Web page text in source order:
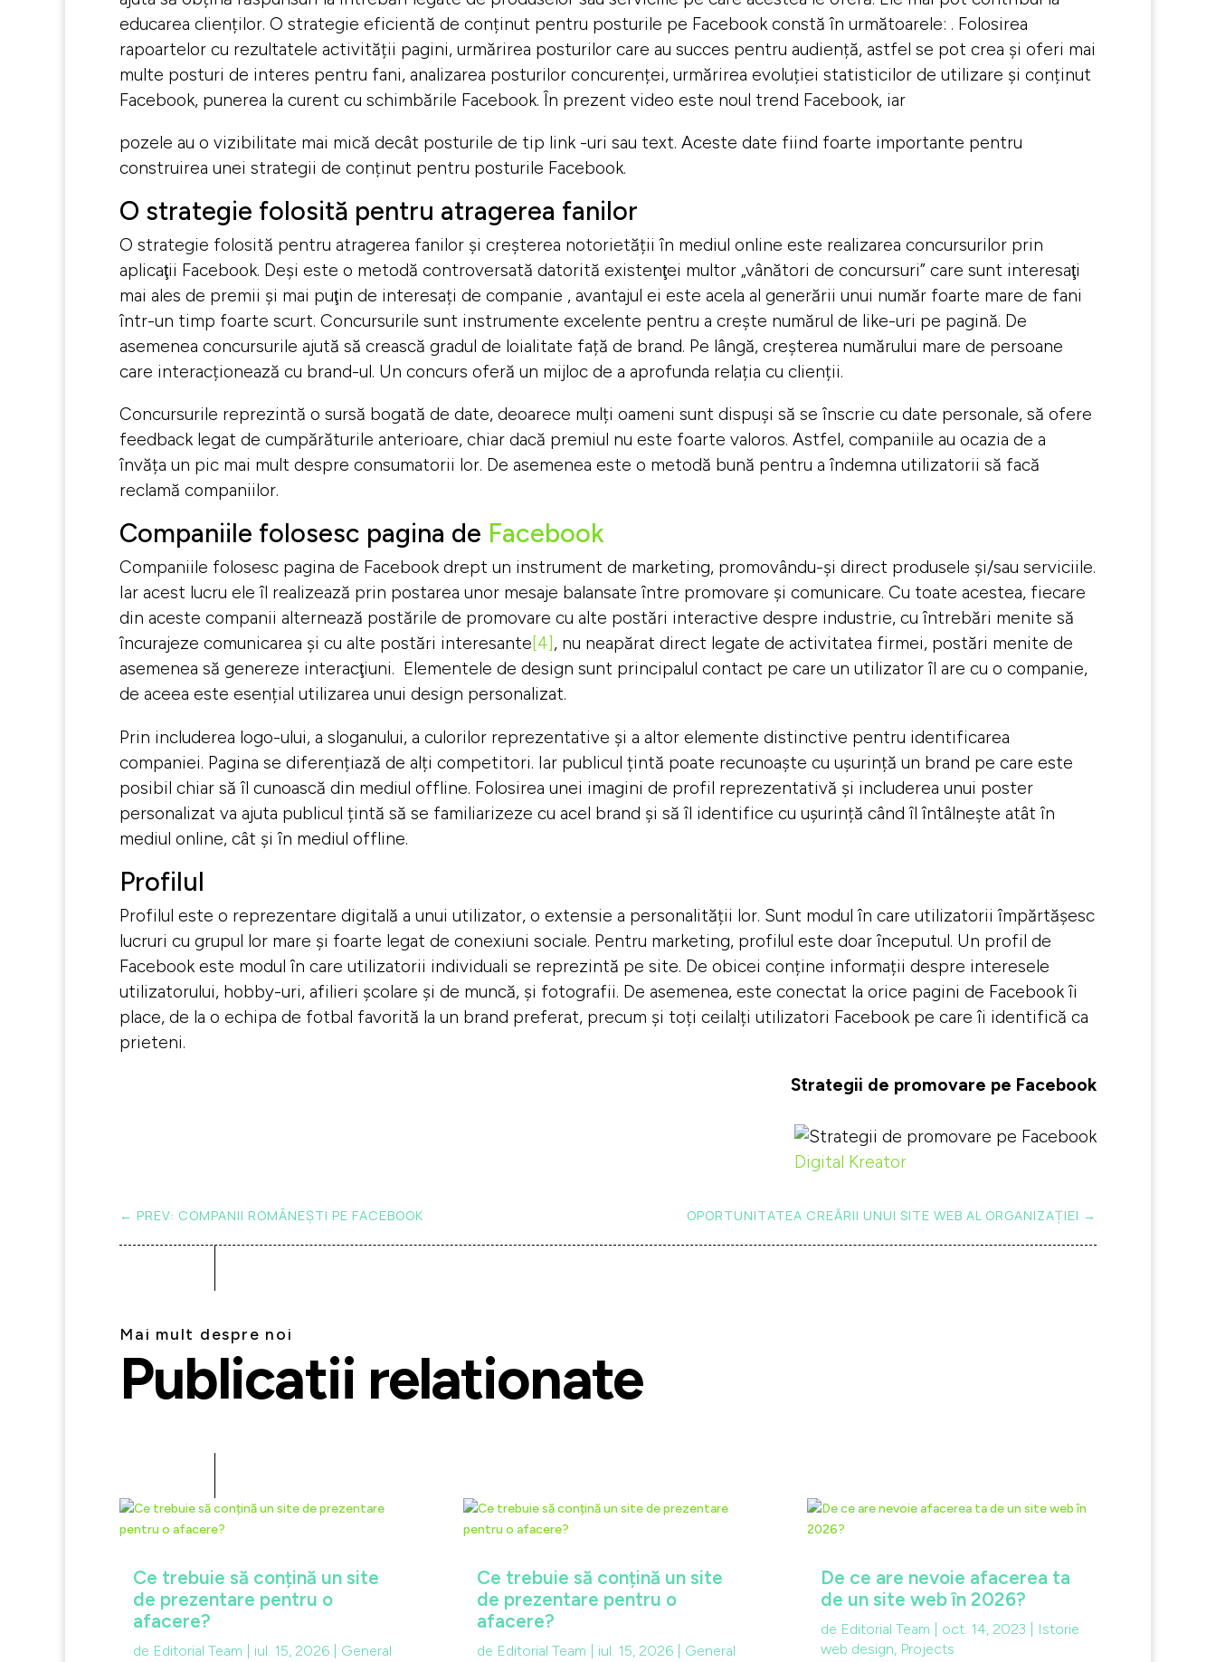
educarea clienților. O strategie eficientă de conținut pentru posturile pe Facebook constă în următoarele: . Folosirea
rapoartelor cu rezultatele activității pagini, urmărirea posturilor care au succes pentru audiență, astfel se pot crea și oferi mai
multe posturi de interes pentru fani, analizarea posturilor concurenței, urmărirea evoluției statisticilor de utilizare și conținut
Facebook, punerea la curent cu schimbările Facebook. În prezent video este noul trend Facebook, iar
pozele au o vizibilitate mai mică decât posturile de tip link -uri sau text. Aceste date fiind foarte importante pentru
construirea unei strategii de conținut pentru posturile Facebook.
O strategie folosită pentru atragerea fanilor
O strategie folosită pentru atragerea fanilor și creșterea notorietății în mediul online este realizarea concursurilor prin
aplicaţii Facebook. Deşi este o metodă controversată datorită existenţei multor „vânători de concursuri” care sunt interesaţi
mai ales de premii şi mai puţin de interesați de companie , avantajul ei este acela al generării unui număr foarte mare de fani
într-un timp foarte scurt. Concursurile sunt instrumente excelente pentru a crește numărul de like-uri pe pagină. De
asemenea concursurile ajută să crească gradul de loialitate față de brand. Pe lângă, creșterea numărului mare de persoane
care interacționează cu brand-ul. Un concurs oferă un mijloc de a aprofunda relația cu clienții.
Concursurile reprezintă o sursă bogată de date, deoarece mulți oameni sunt dispuși să se înscrie cu date personale, să ofere
feedback legat de cumpărăturile anterioare, chiar dacă premiul nu este foarte valoros. Astfel, companiile au ocazia de a
învăța un pic mai mult despre consumatorii lor. De asemenea este o metodă bună pentru a îndemna utilizatorii să facă
reclamă companiilor.
Companiile folosesc pagina de Facebook
Companiile folosesc pagina de Facebook drept un instrument de marketing, promovându-şi direct produsele şi/sau serviciile.
Iar acest lucru ele îl realizează prin postarea unor mesaje balansate între promovare şi comunicare. Cu toate acestea, fiecare
din aceste companii alternează postările de promovare cu alte postări interactive despre industrie, cu întrebări menite să
încurajeze comunicarea şi cu alte postări interesante[4], nu neapărat direct legate de activitatea firmei, postări menite de
asemenea să genereze interacţiuni. Elementele de design sunt principalul contact pe care un utilizator îl are cu o companie,
de aceea este esențial utilizarea unui design personalizat.
Prin includerea logo-ului, a sloganului, a culorilor reprezentative şi a altor elemente distinctive pentru identificarea
companiei. Pagina se diferențiază de alți competitori. Iar publicul țintă poate recunoaște cu ușurință un brand pe care este
posibil chiar să îl cunoască din mediul offline. Folosirea unei imagini de profil reprezentativă şi includerea unui poster
personalizat va ajuta publicul țintă să se familiarizeze cu acel brand şi să îl identifice cu ușurință când îl întâlnește atât în
mediul online, cât şi în mediul offline.
Profilul
Profilul este o reprezentare digitală a unui utilizator, o extensie a personalității lor. Sunt modul în care utilizatorii împărtășesc
lucruri cu grupul lor mare și foarte legat de conexiuni sociale. Pentru marketing, profilul este doar începutul. Un profil de
Facebook este modul în care utilizatorii individuali se reprezintă pe site. De obicei conține informații despre interesele
utilizatorului, hobby-uri, afilieri școlare și de muncă, și fotografii. De asemenea, este conectat la orice pagini de Facebook îi
place, de la o echipa de fotbal favorită la un brand preferat, precum și toți ceilalți utilizatori Facebook pe care îi identifică ca
prieteni.
Strategii de promovare pe Facebook
Digital Kreator
← PREV: COMPANII ROMÂNEȘTI PE FACEBOOK OPORTUNITATEA CREĂRII UNUI SITE WEB AL ORGANIZAȚIEI →
Mai mult despre noi
Publicatii relationate
Ce trebuie să conțină un site
de prezentare pentru o
afacere?
de Editorial Team iul. 15, 2026 General
Ce trebuie să conțină un site
de prezentare pentru o
afacere?
de Editorial Team iul. 15, 2026| General
De ce are nevoie afacerea ta
de un site web în 2026?
de Editorial Team oct. 14, 2023
Istorie
web design, Projects